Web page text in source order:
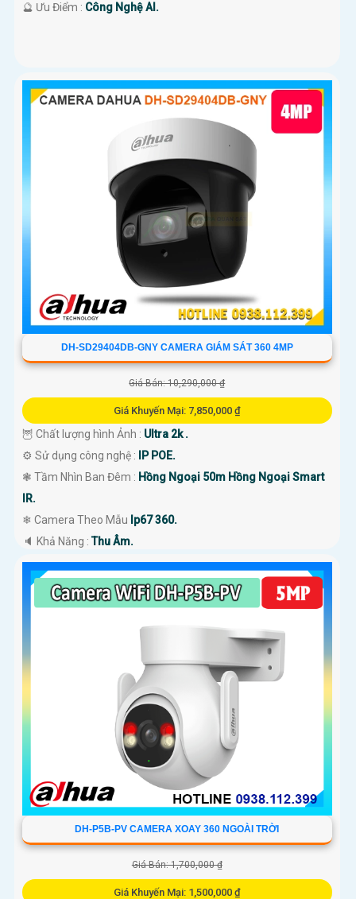
️🔮 Ưu Điểm : Công Nghệ AI.
DH-SD29404DB-GNY CAMERA GIÁM SÁT 360 4MP
Giá Bán: 10,290,000 ₫
Giá Khuyến Mại: 7,850,000 ₫
🦉 Chất lượng hình Ảnh : Ultra 2k .
⚙ Sử dụng công nghệ : IP POE.
❃ Tầm Nhìn Ban Đêm : Hồng Ngoại 50m Hồng Ngoại Smart
IR.
❄ Camera Theo Mẫu Ip67 360.
️🔈 Khả Năng :Thu Âm.
DH-P5B-PV CAMERA XOAY 360 NGOÀI TRỜI
Giá Bán: 1,700,000 ₫
Giá Khuyến Mại: 1,500,000 ₫